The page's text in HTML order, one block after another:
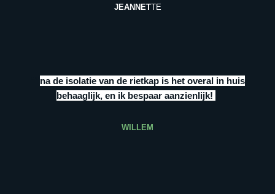
JEANNETTE
na de isolatie van de rietkap is het overal in huis
behaaglijk, en ik bespaar aanzienlijk!
WILLEM